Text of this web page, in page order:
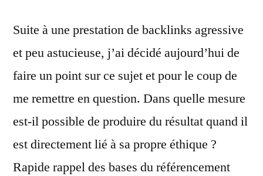
Suite à une prestation de backlinks agressive
et peu astucieuse, j’ai décidé aujourd’hui de
faire un point sur ce sujet et pour le coup de
me remettre en question. Dans quelle mesure
est-il possible de produire du résultat quand il
est directement lié à sa propre éthique ?
Rapide rappel des bases du référencement